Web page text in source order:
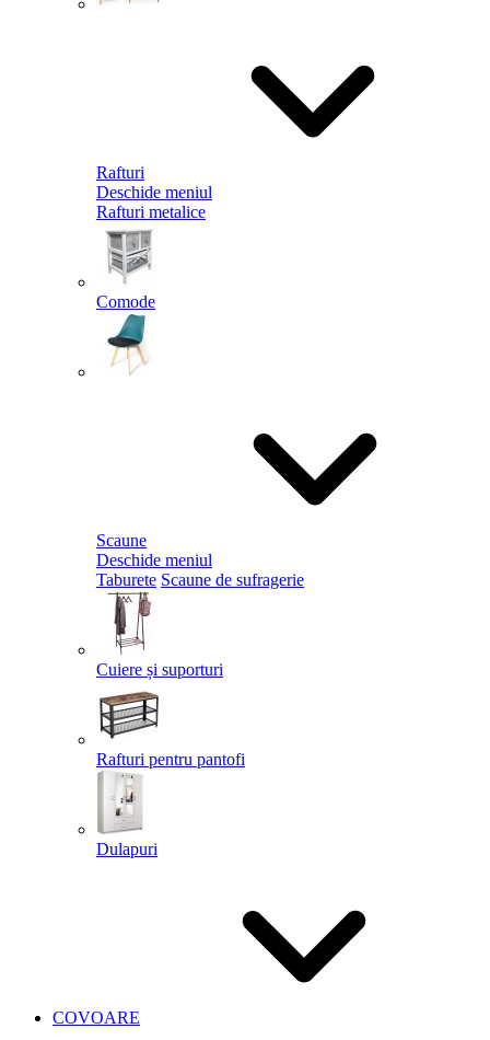
Rafturi
Deschide meniul
Rafturi metalice
Comode
Scaune
Deschide meniul
Taburete Scaune de sufragerie
Cuiere și suporturi
Rafturi pentru pantofi
Dulapuri
COVOARE